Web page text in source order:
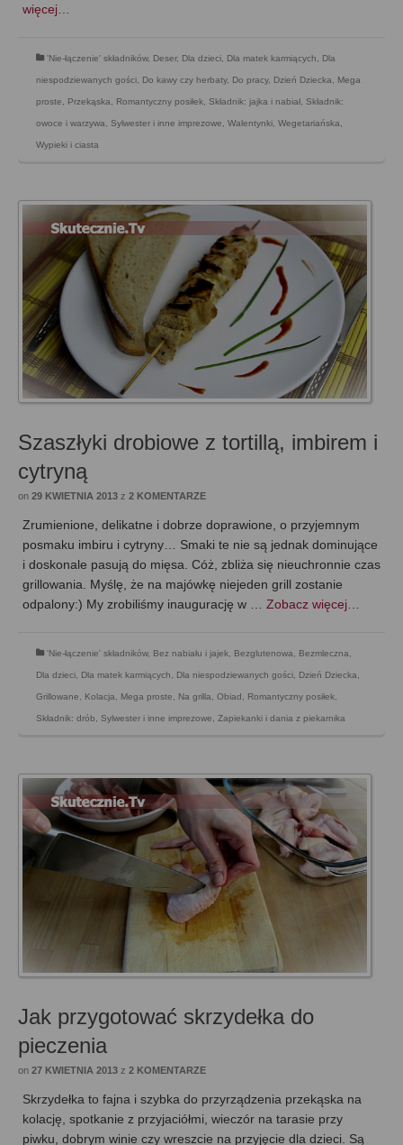
więcej…
'Nie-łączenie' składników, Deser, Dla dzieci Dla matek karmiących Dla
niespodziewanych gości Do kawy czy herbaty, Do pracy, Dzień Dziecka Mega
proste Przekąska Romantyczny posiłek Składnik: jajka i nabiał Składnik:
owoce i warzywa Sylwester i inne imprezowe Walentynki Wegetariańska
Wypieki i ciasta
Szaszłyki drobiowe z tortillą, imbirem i
cytryną
on 29 KWIETNIA 2013 z 2 KOMENTARZE
Zrumienione, delikatne i dobrze doprawione, o przyjemnym
posmaku imbiru i cytryny… Smaki te nie są jednak dominujące
i doskonale pasują do mięsa. Cóż, zbliża się nieuchronnie czas
grillowania. Myślę, że na majówkę niejeden grill zostanie
odpalony:) My zrobiliśmy inaugurację w … Zobacz więcej…
'Nie-łączenie' składników, Bez nabiału i jajek, Bezglutenowa, Bezmleczna,
Dla dzieci, Dla matek karmiących, Dla niespodziewanych gości, Dzień Dziecka,
Grillowane, Kolacja, Mega proste, Na grilla, Obiad , Romantyczny posiłek,
Składnik: drób, Sylwester i inne imprezowe, Zapiekanki i dania z piekarnika
Jak przygotować skrzydełka do
pieczenia
on 27 KWIETNIA 2013 z 2 KOMENTARZE
Skrzydełka to fajna i szybka do przyrządzenia przekąska na
kolację, spotkanie z przyjaciółmi, wieczór na tarasie przy
piwku, dobrym winie czy wreszcie na przyjęcie dla dzieci. Są